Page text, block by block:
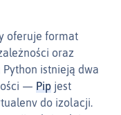
oferuje format
oraz
istnieją dwa
— Pip jest
do izolacji.